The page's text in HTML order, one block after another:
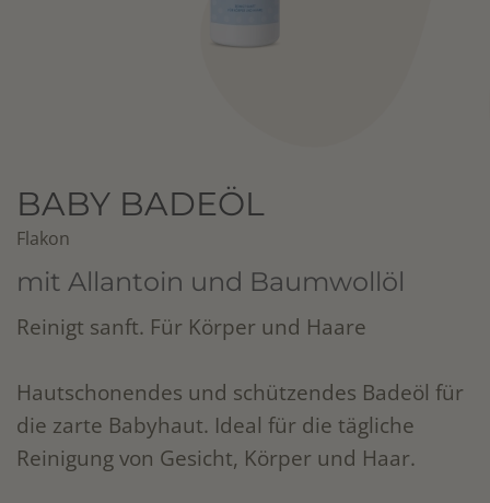
BABY BADEÖL
Flakon
mit Allantoin und Baumwollöl
​Reinigt sanft. Für Körper und Haare
​Hautschonendes und schützendes Badeöl für
die zarte Babyhaut. Ideal für die tägliche
Reinigung von Gesicht, Körper und Haar.